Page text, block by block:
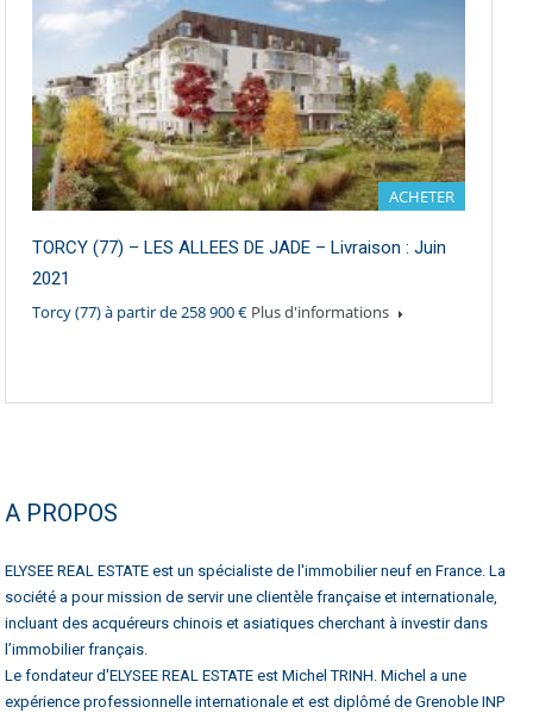
ACHETER
TORCY (77) – LES ALLEES DE JADE – Livraison : Juin
2021
Torcy (77) à partir de 258 900 € Plus d'informations
A PROPOS
ELYSEE REAL ESTATE est un spécialiste de l'immobilier neuf en France. La
société a pour mission de servir une clientèle française et internationale,
incluant des acquéreurs chinois et asiatiques cherchant à investir dans
l’immobilier français.
Le fondateur d'ELYSEE REAL ESTATE est Michel TRINH. Michel a une
expérience professionnelle internationale et est diplômé de Grenoble INP